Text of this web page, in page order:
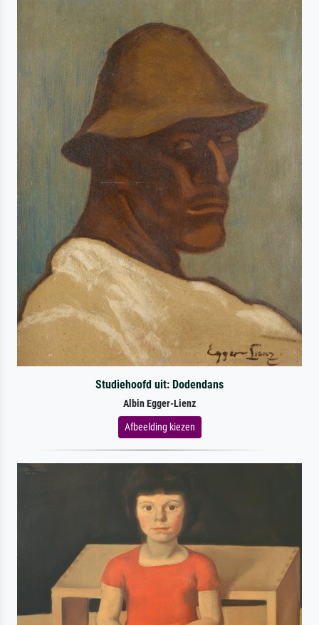
Studiehoofd uit: Dodendans
Albin Egger-Lienz
Afbeelding kiezen